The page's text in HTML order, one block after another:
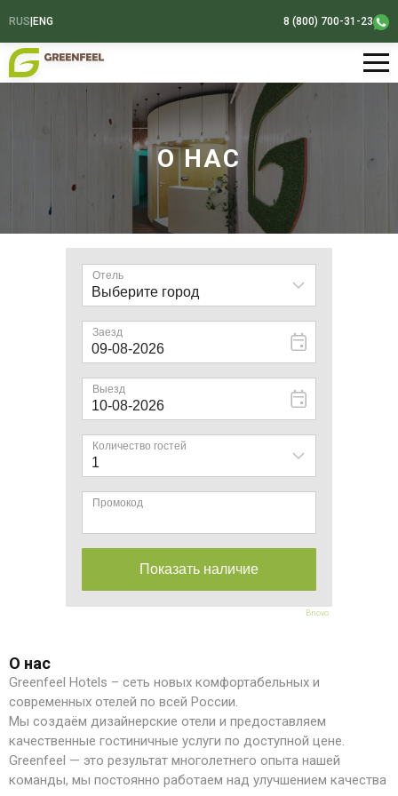
RUS ENG 8 (800) 700-31-23
О НАС
Bnovo
О нас
Greenfeel Hotels – сеть новых комфортабельных и
современных отелей по всей России.
Мы создаём дизайнерские отели и предоставляем
качественные гостиничные услуги по доступной цене.
Greenfeel — это результат многолетнего опыта нашей
команды, мы постоянно работаем над улучшением качества